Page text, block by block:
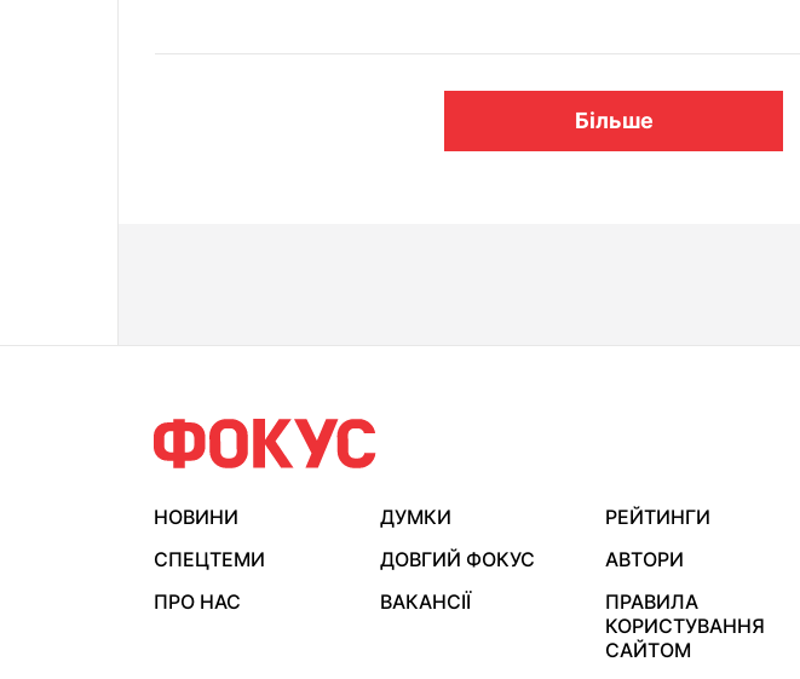
Більше
НОВИНИ ДУМКИ
РЕЙТИНГИ
СПЕЦТЕМИ
ДОВГИЙ ФОКУС
АВТОРИ
ПРО НАС
ВАКАНСІЇ
ПРАВИЛА
КОРИСТУВАННЯ
САЙТОМ